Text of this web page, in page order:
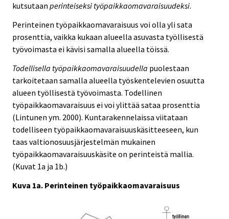
kutsutaan perinteiseksi työpaikkaomavaraisuudeksi.
Perinteinen työpaikkaomavaraisuus voi olla yli sata
prosenttia, vaikka kukaan alueella asuvasta työllisestä
työvoimasta ei kävisi samalla alueella töissä.
Todellisella työpaikkaomavaraisuudella puolestaan
tarkoitetaan samalla alueella työskentelevien osuutta
alueen työllisestä työvoimasta. Todellinen
työpaikkaomavaraisuus ei voi ylittää sataa prosenttia
(Lintunen ym. 2000). Kuntarakennelaissa viitataan
todelliseen työpaikkaomavaraisuuskäsitteeseen, kun
taas valtionosuusjärjestelmän mukainen
työpaikkaomavaraisuuskäsite on perinteistä mallia.
(Kuvat 1a ja 1b.)
Kuva 1a. Perinteinen työpaikkaomavaraisuus